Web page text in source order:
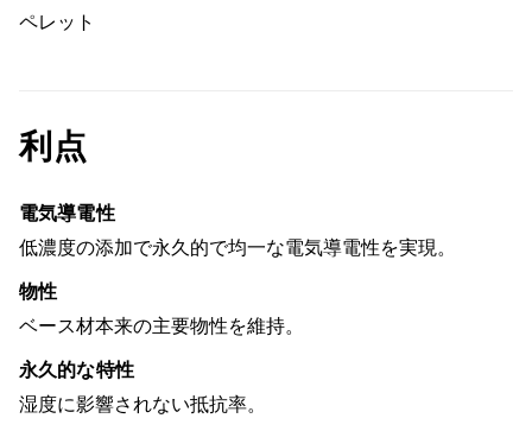
ペレット
利点
電気導電性
低濃度の添加で永久的で均一な電気導電性を実現。
物性
ベース材本来の主要物性を維持。
永久的な特性
湿度に影響されない抵抗率。